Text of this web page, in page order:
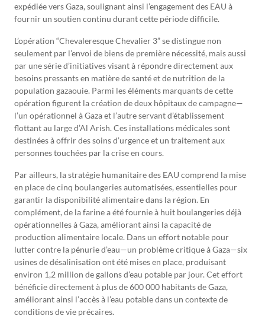
expédiée vers Gaza, soulignant ainsi l’engagement des EAU à
fournir un soutien continu durant cette période difficile.
L’opération “Chevaleresque Chevalier 3” se distingue non
seulement par l’envoi de biens de première nécessité, mais aussi
par une série d’initiatives visant à répondre directement aux
besoins pressants en matière de santé et de nutrition de la
population gazaouie. Parmi les éléments marquants de cette
opération figurent la création de deux hôpitaux de campagne—
l’un opérationnel à Gaza et l’autre servant d’établissement
flottant au large d’Al Arish. Ces installations médicales sont
destinées à offrir des soins d’urgence et un traitement aux
personnes touchées par la crise en cours.
Par ailleurs, la stratégie humanitaire des EAU comprend la mise
en place de cinq boulangeries automatisées, essentielles pour
garantir la disponibilité alimentaire dans la région. En
complément, de la farine a été fournie à huit boulangeries déjà
opérationnelles à Gaza, améliorant ainsi la capacité de
production alimentaire locale. Dans un effort notable pour
lutter contre la pénurie d’eau—un problème critique à Gaza—six
usines de désalinisation ont été mises en place, produisant
environ 1,2 million de gallons d’eau potable par jour. Cet effort
bénéficie directement à plus de 600 000 habitants de Gaza,
améliorant ainsi l’accès à l’eau potable dans un contexte de
conditions de vie précaires.